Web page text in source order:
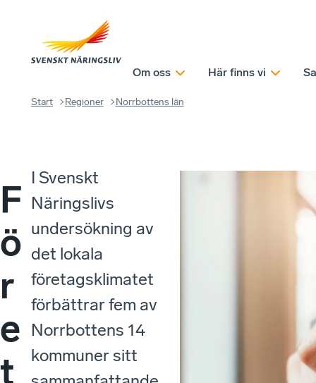
Om oss Här finns vi
Start Regioner Norrbottens län
F
ö
r
e
t
I Svenskt
Näringslivs
undersökning av
det lokala
företagsklimatet
förbättrar fem av
Norrbottens 14
kommuner sitt